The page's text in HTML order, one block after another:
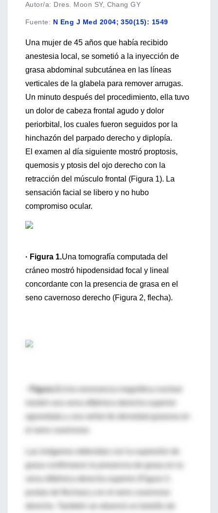
Autor/a: Dres. Moon SY, Chang GY
Fuente: N Eng J Med 2004; 350(15): 1549
Una mujer de 45 años que había recibido
anestesia local, se sometió a la inyección de
grasa abdominal subcutánea en las líneas
verticales de la glabela para remover arrugas.
Un minuto después del procedimiento, ella tuvo
un dolor de cabeza frontal agudo y dolor
periorbital, los cuales fueron seguidos por la
hinchazón del parpado derecho y diplopía.
El examen al día siguiente mostró proptosis,
quemosis y ptosis del ojo derecho con la
retracción del músculo frontal (Figura 1). La
sensación facial se libero y no hubo
compromiso ocular.
· Figura 1.Una tomografía computada del
cráneo mostró hipodensidad focal y lineal
concordante con la presencia de grasa en el
seno cavernoso derecho (Figura 2, flecha).
· Figura 2.
Una resonancia magnética nuclear
mostró una vena oftálmica derecha superior
agrandada y una señal de densidad grasosa en
Las imágenes obtenidas con la supresión de
vena oftálmica derecha superior (Figura 3,